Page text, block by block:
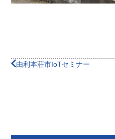
由利本荘市IoTセミナー